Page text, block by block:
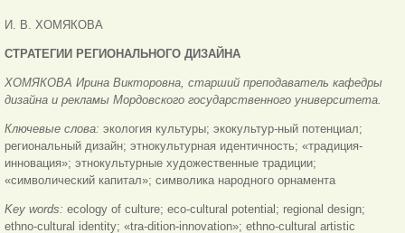
И. В. ХОМЯКОВА
СТРАТЕГИИ РЕГИОНАЛЬНОГО ДИЗАЙНА
ХОМЯКОВА Ирина Викторовна, старший преподаватель кафедры
дизайна и рекламы Мордовского государственного университета.
Ключевые слова: экология культуры; экокультур-ный потенциал;
региональный дизайн; этнокультурная идентичность; «традиция-
инновация»; этнокультурные художественные традиции;
«символический капитал»; символика народного орнамента
Key words: ecology of culture; eco-cultural potential; regional design;
ethno-cultural identity; «tra-dition-innovation»; ethno-cultural artistic